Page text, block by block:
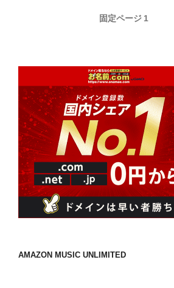
ペ
ー
ジ
送
り
固定ページ 1
AMAZON MUSIC UNLIMITED